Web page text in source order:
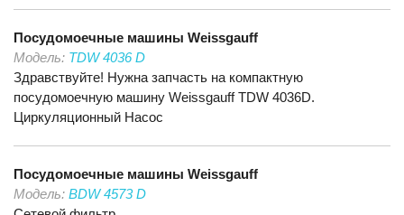
Посудомоечные машины Weissgauff
Модель: TDW 4036 D
Здравствуйте! Нужна запчасть на компактную
посудомоечную машину Weissgauff TDW 4036D.
Циркуляционный Насос
Посудомоечные машины Weissgauff
Модель: BDW 4573 D